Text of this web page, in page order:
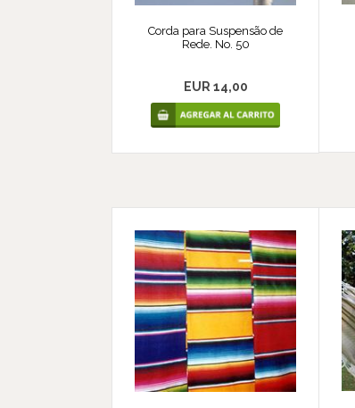
Corda para Suspensão de
Rede. No. 50
EUR 14,00